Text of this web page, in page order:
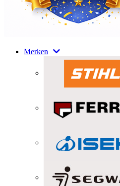
Merken